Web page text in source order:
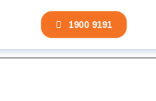
1900 9191